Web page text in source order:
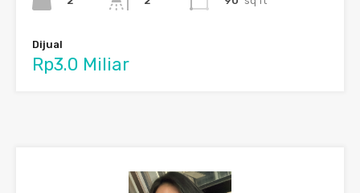
Dijual
Rp3.0 Miliar